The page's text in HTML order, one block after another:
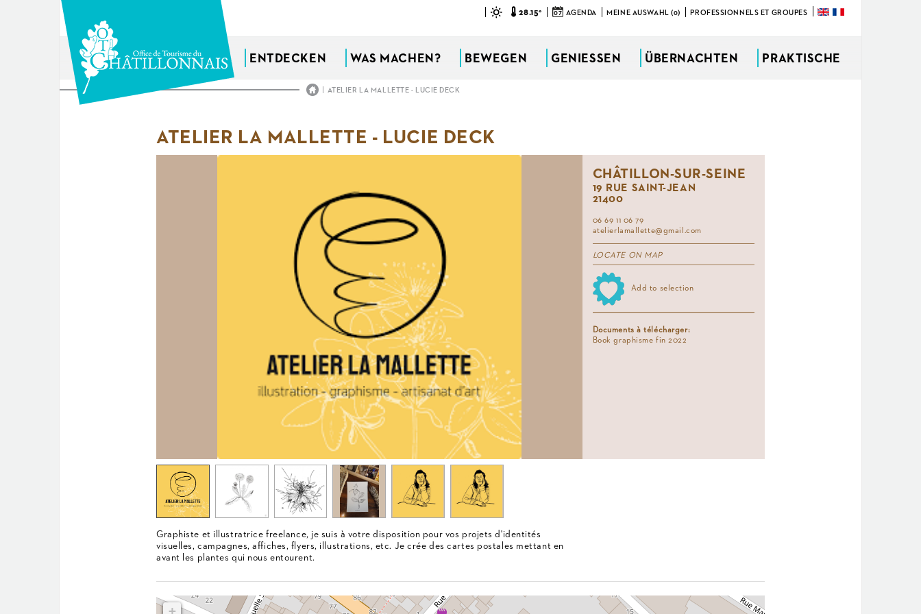
28.15° 07 AGENDA MEINE AUSWAHL (0) PROFESSIONNELS ET GROUPES
ENTDECKEN WAS MACHEN? BEWEGEN GENIESSEN ÜBERNACHTEN PRAKTISCHE
Sie
| ATELIER LA MALLETTE - LUCIE DECK
ATELIER LA MALLETTE - LUCIE DECK
CHÂTILLON-SUR-SEINE
19 RUE SAINT-JEAN
21400
06 69 11 06 79
atelierlamallette@gmail.com
LOCATE ON MAP
Add to selection
Documents à télécharger:
Book graphisme fin 2022
Graphiste et illustratrice freelance, je suis à votre disposition pour vos projets d'identités
visuelles, campagnes, affiches, flyers, illustrations, etc. Je crée des cartes postales mettant en
avant les plantes qui nous entourent.
+